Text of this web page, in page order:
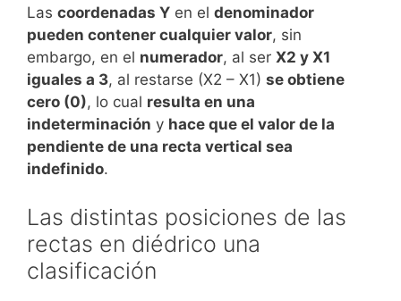
Las coordenadas Y en el denominador
pueden contener cualquier valor, sin
embargo, en el numerador, al ser X2 y X1
iguales a 3, al restarse (X2 – X1) se obtiene
cero (0), lo cual resulta en una
indeterminación y hace que el valor de la
pendiente de una recta vertical sea
indefinido.
Las distintas posiciones de las
rectas en diédrico una
clasificación